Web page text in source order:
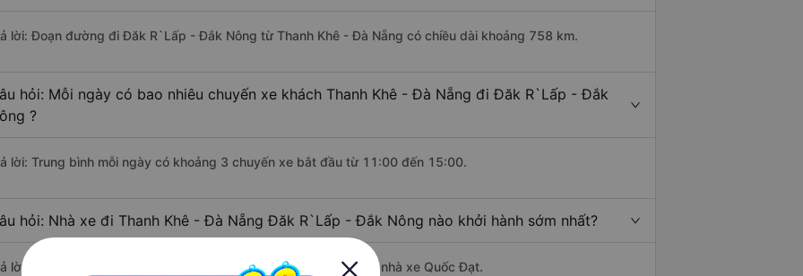
lời: Đoạn đường đi Đăk R`Lấp - Đắk Nông từ Thanh Khê - Đà Nẵng có chiều dài khoảng 758 km.
hỏi: Mỗi ngày có bao nhiêu chuyến xe khách Thanh Khê - Đà Nẵng đi Đăk R`Lấp - Đắk
?
lời: Trung bình mỗi ngày có khoảng 3 chuyến xe bắt đầu từ 11:00 đến 15:00.
hỏi: Nhà xe đi Thanh Khê - Đà Nẵng Đăk R`Lấp - Đắk Nông nào khởi hành sớm nhất?
lời: Chuyến xe có giờ xuất phát sớm nhất vào lúc 11:00 là của nhà xe Quốc Đạt.